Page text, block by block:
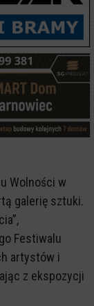
Wolności w
galerię sztuki.
Festiwalu
artystów i
z ekspozycji